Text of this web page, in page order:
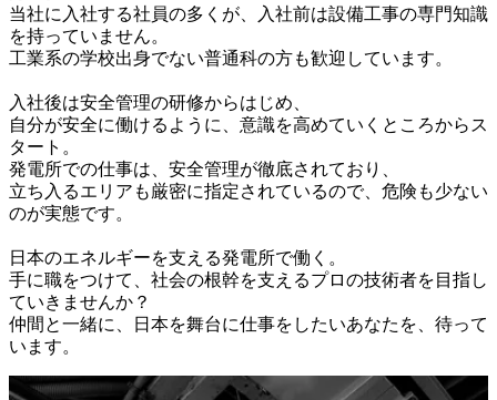
当社に入社する社員の多くが、入社前は設備工事の専門知識
を持っていません。
工業系の学校出身でない普通科の方も歓迎しています。
入社後は安全管理の研修からはじめ、
自分が安全に働けるように、意識を高めていくところからス
タート。
発電所での仕事は、安全管理が徹底されており、
立ち入るエリアも厳密に指定されているので、危険も少ない
のが実態です。
日本のエネルギーを支える発電所で働く。
手に職をつけて、社会の根幹を支えるプロの技術者を目指し
ていきませんか？
仲間と一緒に、日本を舞台に仕事をしたいあなたを、待って
います。